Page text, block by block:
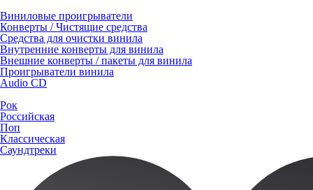
Виниловые проигрыватели
Конверты / Чистящие средства
Средства для очистки винила
Внутренние конверты для винила
Внешние конверты / пакеты для винила
Проигрыватели винила
Audio CD
Рок
Российская
Поп
Классическая
Саундтреки